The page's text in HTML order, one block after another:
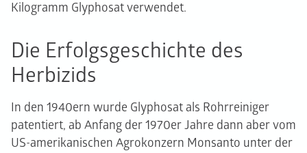
Kilogramm Glyphosat verwendet.
Die Erfolgsgeschichte des
Herbizids
In den 1940ern wurde Glyphosat als Rohrreiniger
patentiert, ab Anfang der 1970er Jahre dann aber vom
US-amerikanischen Agrokonzern Monsanto unter der